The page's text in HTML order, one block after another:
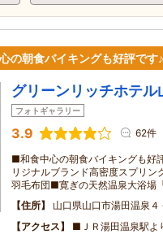
の朝食バイキングも好評です♪
グリーンリッチホテル
フォトギャラリー
3.9 62件
■和食中心の朝食バイキングも好
リジナルブランド高密度スプリン
羽毛布団■寛ぎの天然温泉大浴場
住所
山口県山口市湯田温泉４
アクセス
■ＪＲ湯田温泉駅